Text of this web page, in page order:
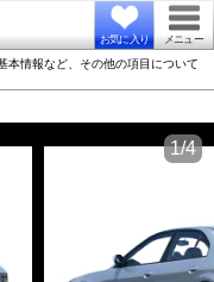
お気に入り メニュー
本情報など、その他の項目について
1/4